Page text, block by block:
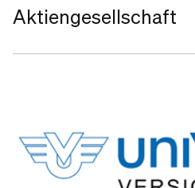
Aktiengesellschaft